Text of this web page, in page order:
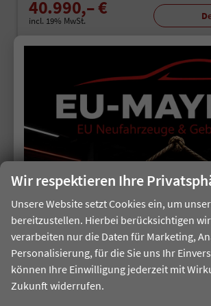
40.990,– €
incl. 19% MwSt.
Verbrauch kombiniert:6,80 l/100km
156,00 g/km
ab 257,– € mtl.
Sie
Wir respektieren Ihre
Unsere Website setzt Cookies ein, um
bereitzustellen. Hierbei berücksichtigen
verarbeiten nur die Daten für Marketing,
Personalisierung, für die Sie uns Ihr
können Ihre Einwilligung jederzeit mit
Zukunft widerrufen.